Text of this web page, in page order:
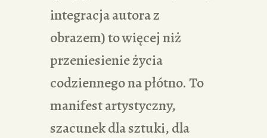
integracja autora z
obrazem) to więcej niż
przeniesienie życia
codziennego na płótno. To
manifest artystyczny,
szacunek dla sztuki, dla